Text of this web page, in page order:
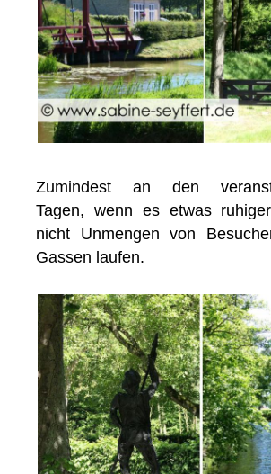
Zumindest an den
Tagen, wenn es etwas
nicht Unmengen von
Gassen laufen.